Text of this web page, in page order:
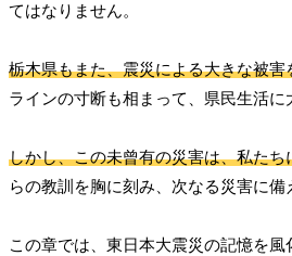
てはなりません。
栃木県もまた、震災による大きな被害
ラインの寸断も相まって、県民生活に
しかし、この未曾有の災害は、私た
らの教訓を胸に刻み、次なる災害に備
この章では、東日本大震災の記憶を